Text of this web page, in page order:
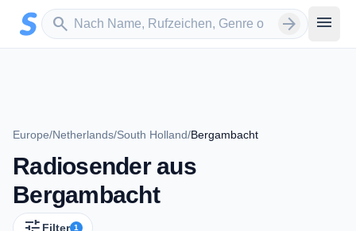
Zum Hauptinhalt springen
search
Sender suchen arrow_forward menu
Europe/Netherlands/South Holland/Bergambacht
Radiosender aus
Bergambacht
Filter 1